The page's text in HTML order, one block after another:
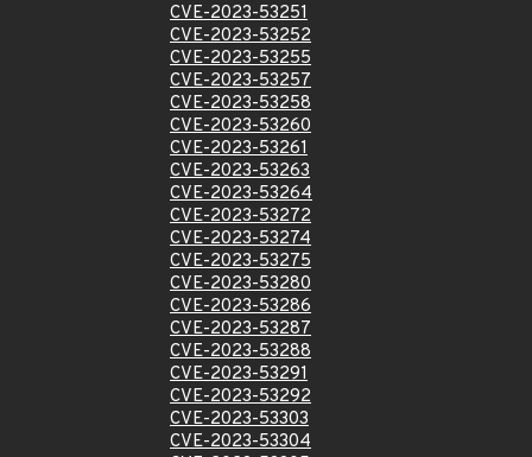
CVE-2023-53251
CVE-2023-53252
CVE-2023-53255
CVE-2023-53257
CVE-2023-53258
CVE-2023-53260
CVE-2023-53261
CVE-2023-53263
CVE-2023-53264
CVE-2023-53272
CVE-2023-53274
CVE-2023-53275
CVE-2023-53280
CVE-2023-53286
CVE-2023-53287
CVE-2023-53288
CVE-2023-53291
CVE-2023-53292
CVE-2023-53303
CVE-2023-53304